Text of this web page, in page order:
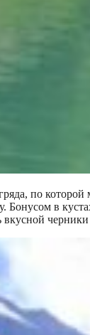
по
Бонусом в
вкусной черники